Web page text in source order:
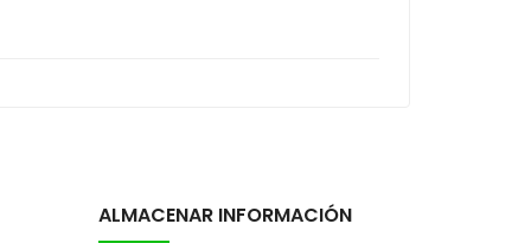
ALMACENAR INFORMACIÓN